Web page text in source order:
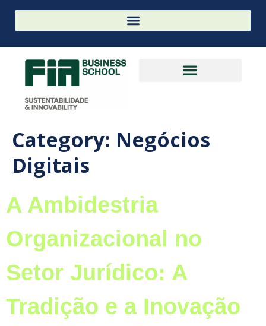
Category: Negócios
Digitais
A Ambidestria
Organizacional no
Setor Jurídico: A
Tradição e a Inovação